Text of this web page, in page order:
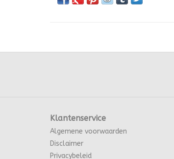
Klantenservice
Algemene voorwaarden
Disclaimer
Privacybeleid